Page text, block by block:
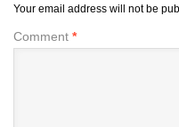
Your email address will not be
Comment *